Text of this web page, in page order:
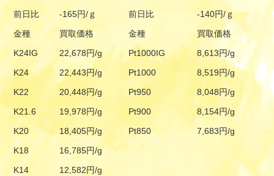
前日比
-165円/ｇ 前日比
-140円/ｇ
金種
買取価格 金種
買取価格
K24IG
22,678円/g Pt1000IG
8,613円/g
K24
22,443円/g Pt1000
8,519円/g
K22
20,448円/g Pt950
8,048円/g
K21.6
19,978円/g Pt900
8,154円/g
K20
18,405円/g Pt850
7,683円/g
K18
16,785円/g
K14
12,582円/g